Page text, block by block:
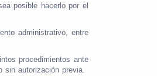
posible hacerlo por el
administrativo, entre
procedimientos ante
autorización previa.